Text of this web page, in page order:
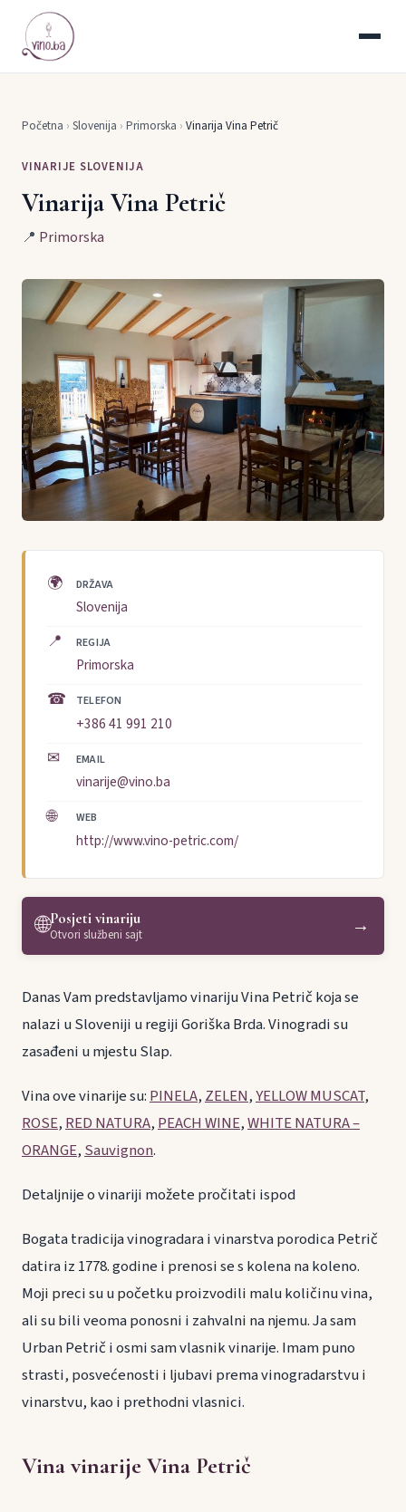
Početna › Slovenija › Primorska › Vinarija Vina Petrič
VINARIJE SLOVENIJA
Vinarija Vina Petrič
📍 Primorska
🌍 DRŽAVA
Slovenija
📍 REGIJA
Primorska
☎ TELEFON
+386 41 991 210
✉ EMAIL
vinarije@vino.ba
🌐 WEB
http://www.vino-petric.com/
🌐Posjeti vinariju
Otvori službeni sajt →
Danas Vam predstavljamo vinariju Vina Petrič koja se
nalazi u Sloveniji u regiji Goriška Brda. Vinogradi su
zasađeni u mjestu Slap.
Vina ove vinarije su:PINELA,ZELEN,YELLOW MUSCAT,
ROSE,RED NATURA,PEACH WINE,WHITE NATURA –
ORANGE,Sauvignon.
Detaljnije o vinariji možete pročitati ispod
Bogata tradicija vinogradara i vinarstva porodica Petrič
datira iz 1778. godine i prenosi se s kolena na koleno.
Moji preci su u početku proizvodili malu količinu vina,
ali su bili veoma ponosni i zahvalni na njemu. Ja sam
Urban Petrič i osmi sam vlasnik vinarije. Imam puno
strasti, posvećenosti i ljubavi prema vinogradarstvu i
vinarstvu, kao i prethodni vlasnici.
Vina vinarije Vina Petrič